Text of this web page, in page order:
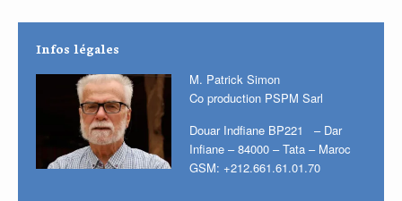
Infos légales
M. Patrick Simon
Co production PSPM Sarl
Douar Indfiane BP221 – Dar
Infiane – 84000 – Tata – Maroc
GSM: +212.661.61.01.70